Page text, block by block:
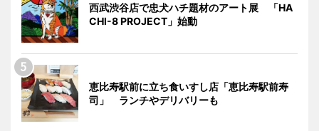
西武渋谷店で忠犬ハチ題材のアート展 「HA
CHI-8 PROJECT」始動
恵比寿駅前に立ち食いすし店「恵比寿駅前寿
司」 ランチやデリバリーも